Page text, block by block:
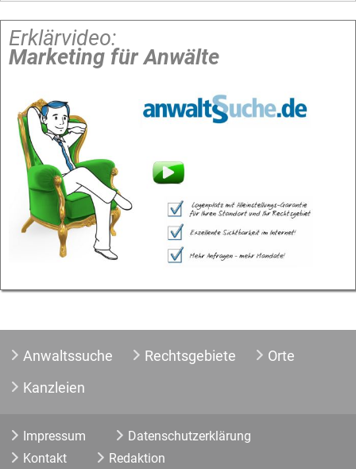
Erklärvideo:
Marketing für Anwälte
Anwaltssuche Rechtsgebiete
Orte
Kanzleien
Impressum
Datenschutzerklärung
Kontakt
Redaktion